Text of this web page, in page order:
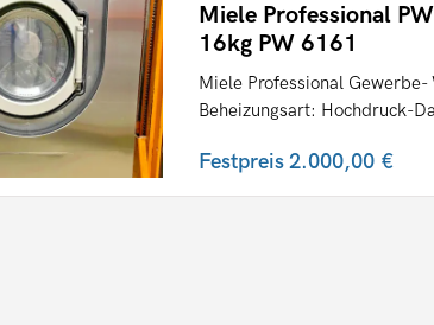
Miele Professional
16kg PW 6161
Miele Professional Gewerbe-
Beheizungsart: Hochdruck-
Festpreis2.000,00 €